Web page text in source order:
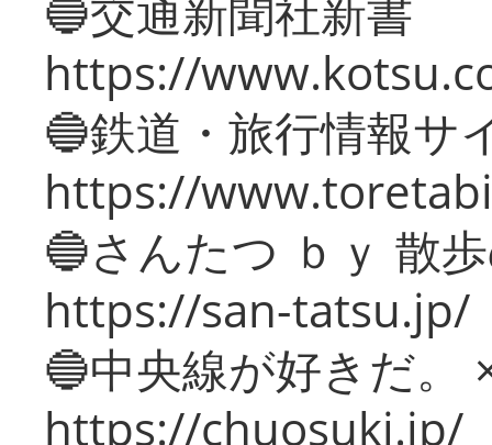
🔵交通新聞社新書
https://
🔵鉄道・旅行情報サ
https://
🔵さんたつ ｂｙ 散
https://san-tatsu.jp/
🔵中央線が好きだ。
https://chuosuki.jp/